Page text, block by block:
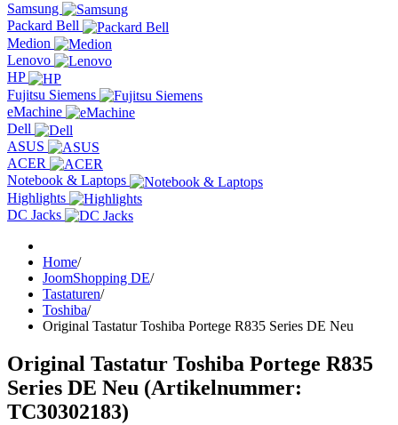
Samsung
Packard Bell
Medion
Lenovo
HP
Fujitsu Siemens
eMachine
Dell
ASUS
ACER
Notebook & Laptops
Highlights
DC Jacks
Home/
JoomShopping DE/
Tastaturen/
Toshiba/
Original Tastatur Toshiba Portege R835 Series DE Neu
Original Tastatur Toshiba Portege R835
Series DE Neu (Artikelnummer:
TC30302183)